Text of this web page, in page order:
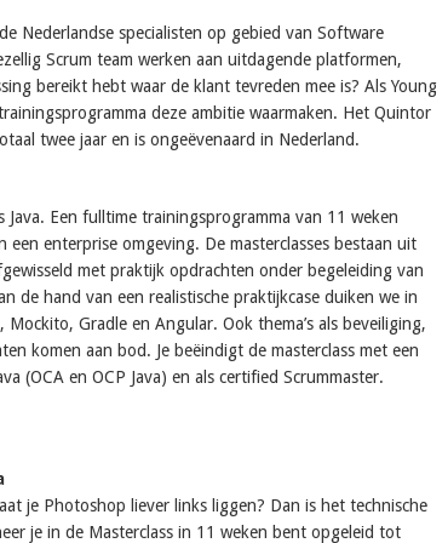
Nederlandse specialisten op gebied van Software
Scrum team werken aan uitdagende platformen,
bereikt hebt waar de klant tevreden mee is? Als Young
deze ambitie waarmaken. Het Quintor
twee jaar en is ongeëvenaard in Nederland.
Een fulltime trainingsprogramma van 11 weken
enterprise omgeving. De masterclasses bestaan uit
met praktijk opdrachten onder begeleiding van
de hand van een realistische praktijkcase duiken we in
Gradle en Angular. Ook thema’s als beveiliging,
komen aan bod. Je beëindigt de masterclass met een
(OCA en OCP Java) en als certified Scrummaster.
je Photoshop liever links liggen? Dan is het technische
je in de Masterclass in 11 weken bent opgeleid tot